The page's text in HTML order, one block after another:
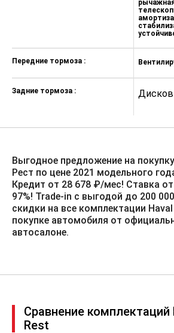
Электрообогрев
форсунок омывателя
Подогрев рулевого
Автоматический
Воздуховод заднего
стороны водителя
двери водителя, кнопка
двигателя
Электронный
EPB с функцией AutoHold
Электроусилитель
управления с
Регулировка руля по
переключения передач
Передние тормоза :
Задние тормоза :
Выгодное предложение на
Рест по цене 2021 модельного
Кредит от 28 678 ₽/мес! Ставка
97%! Trade-in с выгодой до 200
скидки на все комплектации
покупке автомобиля от
автосалоне.
Сравнение комплектаций
Rest